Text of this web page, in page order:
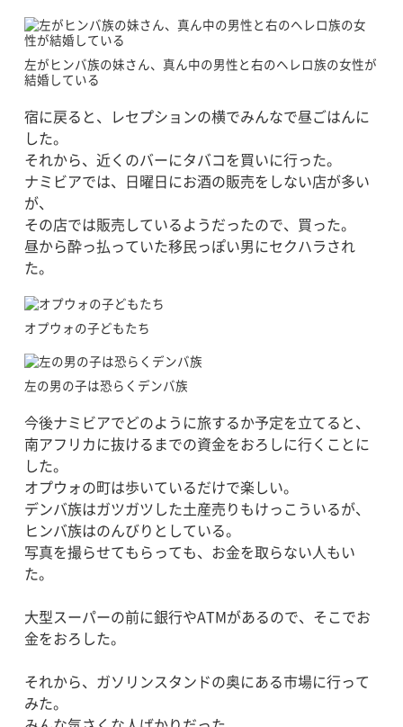
左がヒンバ族の妹さん、真ん中の男性と右のヘレロ族の女性が
結婚している
宿に戻ると、レセプションの横でみんなで昼ごはんに
した。
それから、近くのバーにタバコを買いに行った。
ナミビアでは、日曜日にお酒の販売をしない店が多い
が、
その店では販売しているようだったので、買った。
昼から酔っ払っていた移民っぽい男にセクハラされ
た。
オプウォの子どもたち
左の男の子は恐らくデンバ族
今後ナミビアでどのように旅するか予定を立てると、
南アフリカに抜けるまでの資金をおろしに行くことに
した。
オプウォの町は歩いているだけで楽しい。
デンバ族はガツガツした土産売りもけっこういるが、
ヒンバ族はのんびりとしている。
写真を撮らせてもらっても、お金を取らない人もい
た。
大型スーパーの前に銀行やATMがあるので、そこでお
金をおろした。
それから、ガソリンスタンドの奥にある市場に行って
みた。